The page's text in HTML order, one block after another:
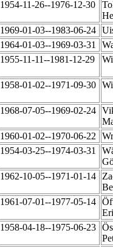
1954-11-26--1976-12-30
1969-01-03--1983-06-24
1964-01-03--1969-03-31
1955-11-11--1981-12-29
1958-01-02--1971-09-30
1968-07-05--1969-02-24
1960-01-02--1970-06-22
1954-03-25--1974-03-31
1962-10-05--1971-01-14
1961-07-01--1977-05-14
1958-04-18--1975-06-23